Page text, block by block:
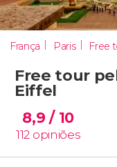
França Paris Free
Free tour
Eiffel
8,9/ 10
112 opiniões